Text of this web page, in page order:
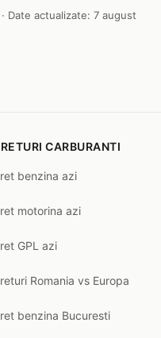
· Date actualizate: 7 august
CARBURANTI
benzina azi
motorina azi
GPL azi
Romania vs Europa
benzina Bucuresti